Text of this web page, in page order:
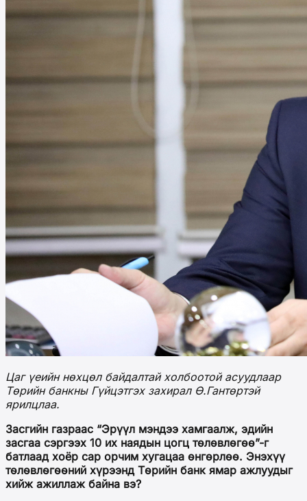
Цаг үеийн нөхцөл байдалтай холбоотой асуудлаар
Төрийн банкны Гүйцэтгэх захирал Ө.Гантөртэй
ярилцлаа.
Засгийн газраас “Эрүүл мэндээ хамгаалж, эдийн
засгаа сэргээх 10 их наядын цогц төлөвлөгөө”-г
батлаад хоёр сар орчим хугацаа өнгөрлөө. Энэхүү
төлөвлөгөөний хүрээнд Төрийн банк ямар ажлуудыг
хийж ажиллаж байна вэ?